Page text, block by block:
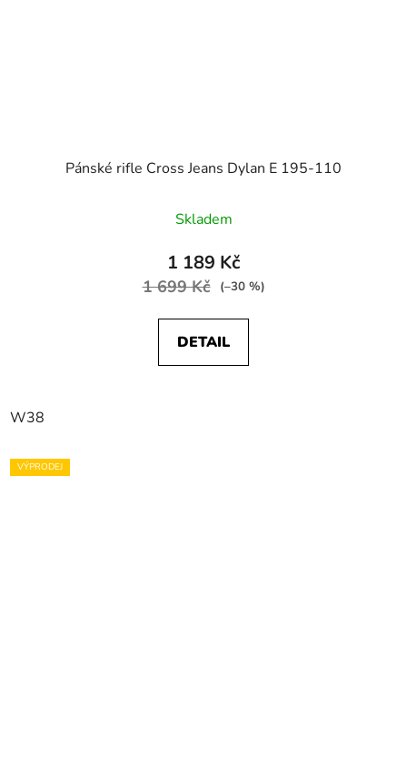
Pánské rifle Cross Jeans Dylan E 195-110
Skladem
1 189 Kč
1 699 Kč (–30 %)
DETAIL
W38
VÝPRODEJ